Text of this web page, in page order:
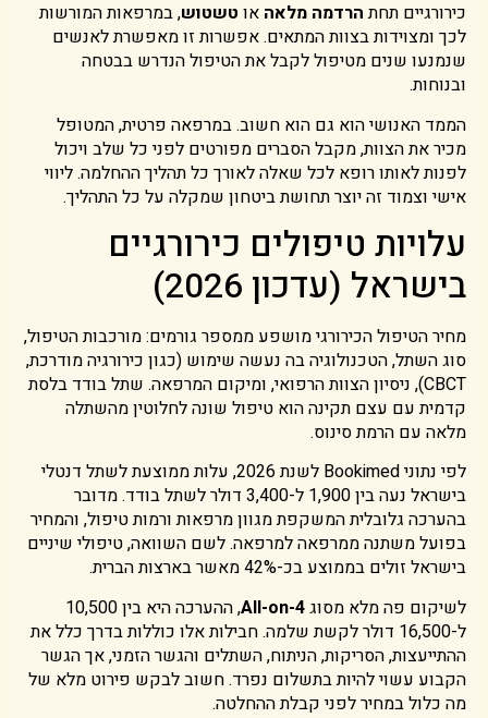
כירורגיים תחתהרדמה מלאה או טשטוש, במרפאות המורשות
לכך ומצוידות בצוות המתאים. אפשרות זו מאפשרת לאנשים
שנמנעו שנים מטיפול לקבל את הטיפול הנדרש בבטחה
ובנוחות.
הממד האנושי הוא גם הוא חשוב. במרפאה פרטית, המטופל
מכיר את הצוות, מקבל הסברים מפורטים לפני כל שלב ויכול
לפנות לאותו רופא לכל שאלה לאורך כל תהליך ההחלמה. ליווי
אישי וצמוד זה יוצר תחושת ביטחון שמקלה על כל התהליך.
עלויות טיפולים כירורגיים
בישראל (עדכון 2026)
מחיר הטיפול הכירורגי מושפע ממספר גורמים: מורכבות הטיפול,
סוג השתל, הטכנולוגיה בה נעשה שימוש (כגון כירורגיה מודרכת,
CBCT), ניסיון הצוות הרפואי, ומיקום המרפאה. שתל בודד בלסת
קדמית עם עצם תקינה הוא טיפול שונה לחלוטין מהשתלה
מלאה עם הרמת סינוס.
לפי נתוני Bookimed לשנת 2026, עלות ממוצעת לשתל דנטלי
בישראל נעה בין 1,900 ל-3,400 דולר לשתל בודד. מדובר
בהערכה גלובלית המשקפת מגוון מרפאות ורמות טיפול, והמחיר
בפועל משתנה ממרפאה למרפאה. לשם השוואה, טיפולי שיניים
בישראל זולים בממוצע בכ-42% מאשר בארצות הברית.
לשיקום פה מלא מסוגAll-on-4
, ההערכה היא בין 10,500
ל-16,500 דולר לקשת שלמה. חבילות אלו כוללות בדרך כלל את
ההתייעצות, הסריקות, הניתוח, השתלים והגשר הזמני, אך הגשר
הקבוע עשוי להיות בתשלום נפרד. חשוב לבקש פירוט מלא של
מה כלול במחיר לפני קבלת ההחלטה.